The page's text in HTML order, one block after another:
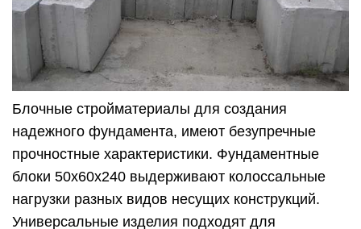
Блочные стройматериалы для создания
надежного фундамента, имеют безупречные
прочностные характеристики. Фундаментные
блоки 50х60х240 выдерживают колоссальные
нагрузки разных видов несущих конструкций.
Универсальные изделия подходят для